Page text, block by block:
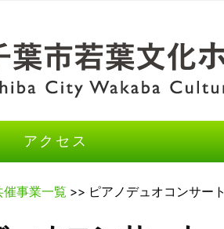
アクセス
催事業一覧 >> ピアノデュオコンサート